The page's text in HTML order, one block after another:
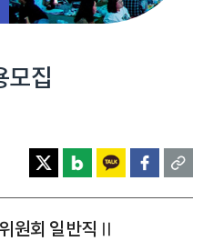
모집
원회 일반직Ⅱ